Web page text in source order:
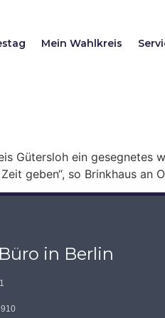
Mein Wahlkreis
Gütersloh ein gesegnetes
geben“, so Brinkhaus an
in Berlin